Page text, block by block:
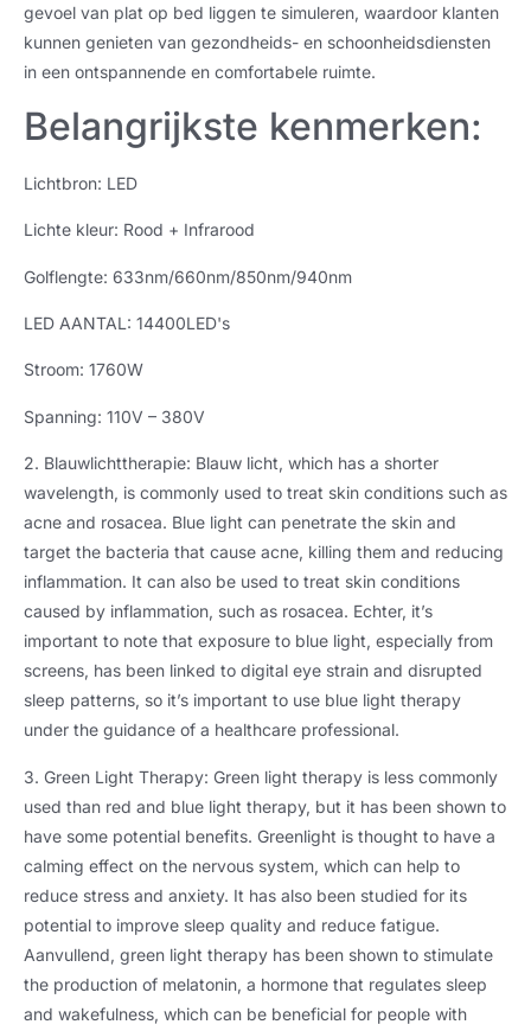
gevoel van plat op bed liggen te simuleren, waardoor klanten
kunnen genieten van gezondheids- en schoonheidsdiensten
in een ontspannende en comfortabele ruimte.
Belangrijkste kenmerken:
Lichtbron: LED
Lichte kleur: Rood + Infrarood
Golflengte: 633nm/660nm/850nm/940nm
LED AANTAL: 14400LED's
Stroom: 1760W
Spanning: 110V – 380V
2. Blauwlichttherapie: Blauw licht, which has a shorter
wavelength, is commonly used to treat skin conditions such as
acne and rosacea. Blue light can penetrate the skin and
target the bacteria that cause acne, killing them and reducing
inflammation. It can also be used to treat skin conditions
caused by inflammation, such as rosacea. Echter, it’s
important to note that exposure to blue light, especially from
screens, has been linked to digital eye strain and disrupted
sleep patterns, so it’s important to use blue light therapy
under the guidance of a healthcare professional.
3. Green Light Therapy: Green light therapy is less commonly
used than red and blue light therapy, but it has been shown to
have some potential benefits. Greenlight is thought to have a
calming effect on the nervous system, which can help to
reduce stress and anxiety. It has also been studied for its
potential to improve sleep quality and reduce fatigue.
Aanvullend, green light therapy has been shown to stimulate
the production of melatonin, a hormone that regulates sleep
and wakefulness, which can be beneficial for people with